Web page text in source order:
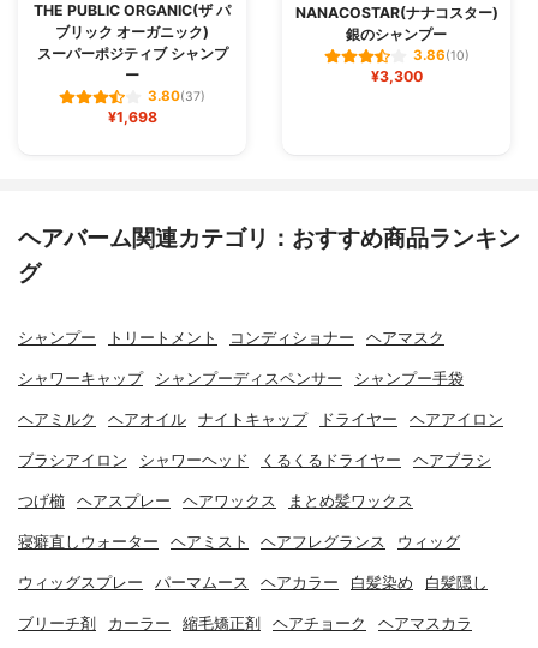
THE PUBLIC ORGANIC(ザ パ
ブリック オーガニック)
スーパーポジティブ シャンプ
ー
3.80(37)
¥1,698
NANACOSTAR(ナナコスター)
銀のシャンプー
3.86(10)
¥3,300
ヘアバーム関連カテゴリ：おすすめ商品ランキン
グ
シャンプー トリートメント コンディショナー ヘアマスク
シャワーキャップ シャンプーディスペンサー シャンプー手袋
ヘアミルク ヘアオイル ナイトキャップ ドライヤー ヘアアイロン
ブラシアイロン シャワーヘッド くるくるドライヤー ヘアブラシ
つげ櫛 ヘアスプレー ヘアワックス まとめ髪ワックス
寝癖直しウォーター ヘアミスト ヘアフレグランス ウィッグ
ウィッグスプレー パーマムース ヘアカラー 白髪染め 白髪隠し
ブリーチ剤 カーラー 縮毛矯正剤 ヘアチョーク ヘアマスカラ